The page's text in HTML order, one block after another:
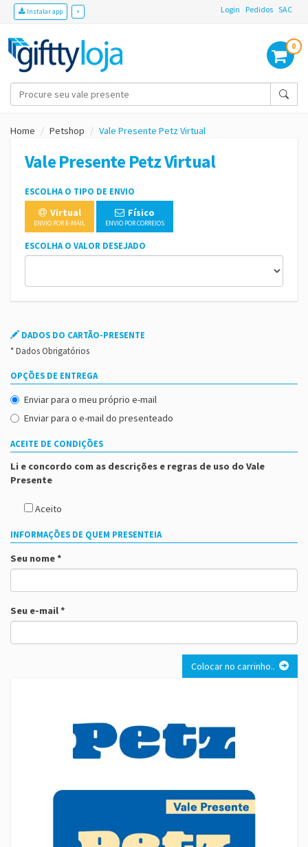
Instalar app × Login Pedidos SAC
0
Home Petshop Vale Presente Petz Virtual
Vale Presente Petz Virtual
ESCOLHA O TIPO DE ENVIO
Virtual
ENVIO POR E-MAIL
Físico
ENVIO POR CORREIOS
ESCOLHA O VALOR DESEJADO
DADOS DO CARTÃO-PRESENTE
* Dados Obrigatórios
OPÇÕES DE ENTREGA
Enviar para o meu próprio e-mail
Enviar para o e-mail do presenteado
ACEITE DE CONDIÇÕES
Li e concordo com as descrições e regras de uso do Vale
Presente
Aceito
INFORMAÇÕES DE QUEM PRESENTEIA
Seu nome *
Seu e-mail *
Colocar no carrinho..